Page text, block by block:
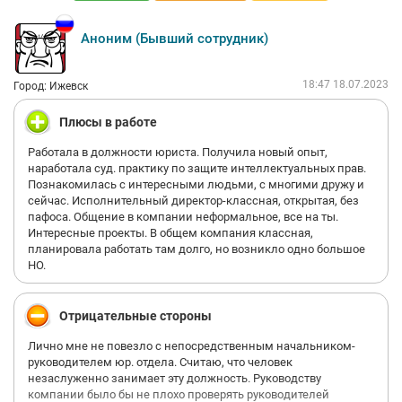
Аноним (Бывший сотрудник)
Город: Ижевск 18:47 18.07.2023
Плюсы в работе
Работала в должности юриста. Получила новый опыт,
наработала суд. практику по защите интеллектуальных прав.
Познакомилась с интересными людьми, с многими дружу и
сейчас. Исполнительный директор-классная, открытая, без
пафоса. Общение в компании неформальное, все на ты.
Интересные проекты. В общем компания классная,
планировала работать там долго, но возникло одно большое
НО.
Отрицательные стороны
Лично мне не повезло с непосредственным начальником-
руководителем юр. отдела. Считаю, что человек
незаслуженно занимает эту должность. Руководству
компании было бы не плохо проверять руководителей